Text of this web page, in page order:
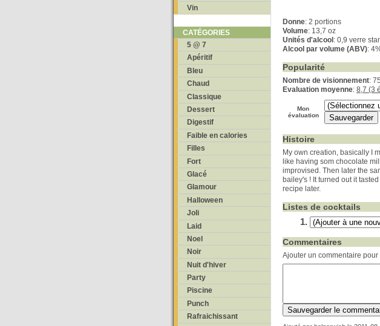
Vin
CATÉGORIES
5 @ 7
Apéritif
Bleu
Chaud
Classique
Dessert
Digestif
Faible en calories
Filles
Fort
Glacé
Glamour
Halloween
Joli
Laid
Noel
Noir
Nuit d'hiver
Party
Piscine
Punch
Rafraichissant
Donne: 2 portions
Volume: 13,7 oz
Unités d'alcool : 0,9 verre
Alcool par volume (ABV):
Popularité
Nombre de visionnement:
Evaluation moyenne: 8,7 (3
Mon
évaluation
Histoire
My own creation, basically I
like having som chocolate
improvised. Then later the
bailey's ! It turned out it
recipe later.
Listes de cocktails
Commentaires
Ajouter un commentaire pour